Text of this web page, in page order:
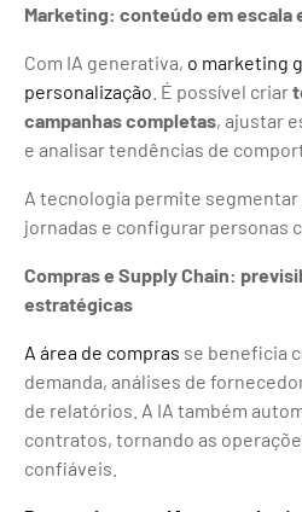
Marketing: conteúdo em escala
Com IA generativa, o marketing
personalização . É possível criar
campanhas completas, ajustar
e analisar tendências de
A tecnologia permite
jornadas e configurar personas
Compras e Supply Chain:
estratégicas
A área de compras se beneficia
demanda, análises de
de relatórios. A IA também
contratos, tornando as
confiáveis.